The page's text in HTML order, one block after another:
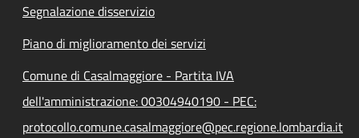
Segnalazione disservizio
Piano di miglioramento dei servizi
Comune di Casalmaggiore - Partita IVA
dell'amministrazione: 00304940190 - PEC:
protocollo.comune.casalmaggiore@pec.regione.lombardia.it